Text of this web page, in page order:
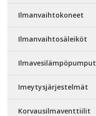
Ilmanvaihtokoneet
Ilmanvaihtosäleiköt
Ilmavesilämpöpumput
Imeytysjärjestelmät
Korvausilmaventtiilit